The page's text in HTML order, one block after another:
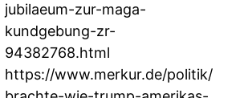
jubilaeum-zur-maga-
kundgebung-zr-
94382768.html
https://www.merkur.de/politik/